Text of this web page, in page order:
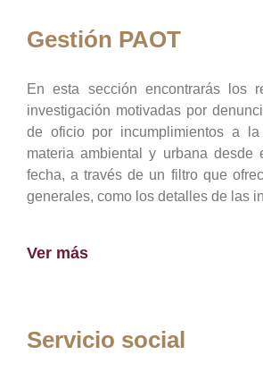
Gestión PAOT
En esta sección encontrarás los
investigación motivadas por
de oficio por incumplimientos a la
materia ambiental y urbana
fecha, a través de un filtro que
generales, como los detalles de las
Ver más
Servicio social